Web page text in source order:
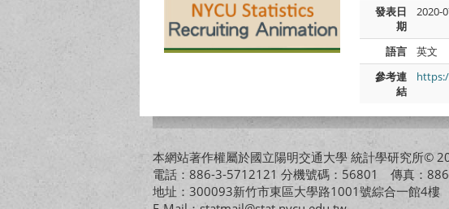
發表日
期
2020-
語言
英文
參考連
結
本網站著作權屬於國立陽明交通大學 統計學研究所©
電話：886-3-5712121 分機號碼：56801 傳真：
地址：300093新竹市東區大學路1001號綜合一館4樓